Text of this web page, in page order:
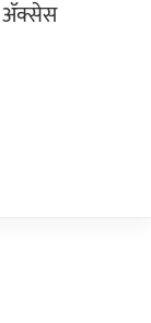
ॲक्सेस